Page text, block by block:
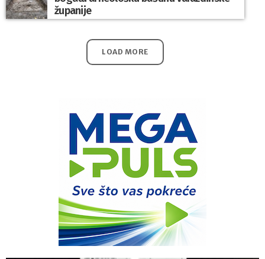
županije
LOAD MORE